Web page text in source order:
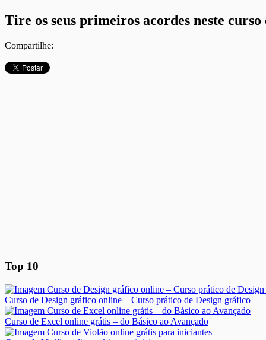
Tire os seus primeiros acordes neste curso
Compartilhe:
Top 10
Curso de Design gráfico online – Curso prático de Design gráfico
Curso de Excel online grátis – do Básico ao Avançado